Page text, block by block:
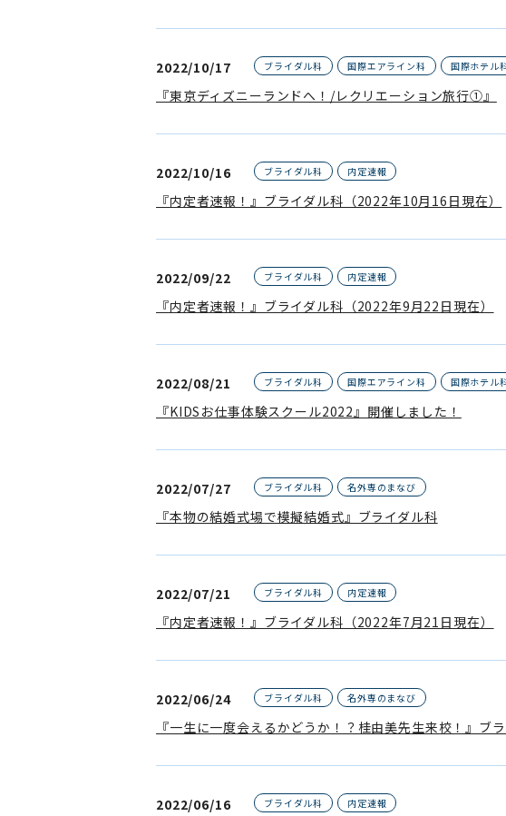
2022/10/17 ブライダル科 国際エアライン科 国際ホテル
『東京ディズニーランドへ！/レクリエーション旅行①』
2022/10/16 ブライダル科 内定速報
『内定者速報！』ブライダル科（2022年10月16日現在）
2022/09/22 ブライダル科 内定速報
『内定者速報！』ブライダル科（2022年9月22日現在）
2022/08/21 ブライダル科 国際エアライン科 国際ホテル
『KIDSお仕事体験スクール2022』開催しました！
2022/07/27 ブライダル科 名外専のまなび
『本物の結婚式場で模擬結婚式』ブライダル科
2022/07/21 ブライダル科 内定速報
『内定者速報！』ブライダル科（2022年7月21日現在）
2022/06/24 ブライダル科 名外専のまなび
『一生に一度会えるかどうか！？桂由美先生来校！』ブ
2022/06/16 ブライダル科 内定速報